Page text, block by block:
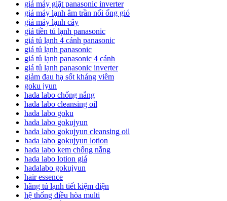
giá máy giặt panasonic inverter
giá máy lạnh âm trần nối ống gió
giá máy lạnh cây
giá tiền tủ lạnh panasonic
giá tủ lạnh 4 cánh panasonic
giá tủ lạnh panasonic
giá tủ lạnh panasonic 4 cánh
giá tủ lạnh panasonic inverter
giảm đau hạ sốt kháng viêm
goku jyun
hada labo chống nắng
hada labo cleansing oil
hada labo goku
hada labo gokujyun
hada labo gokujyun cleansing oil
hada labo gokujyun lotion
hada labo kem chống nắng
hada labo lotion giá
hadalabo gokujyun
hair essence
hãng tủ lạnh tiết kiệm điện
hệ thống điều hòa multi